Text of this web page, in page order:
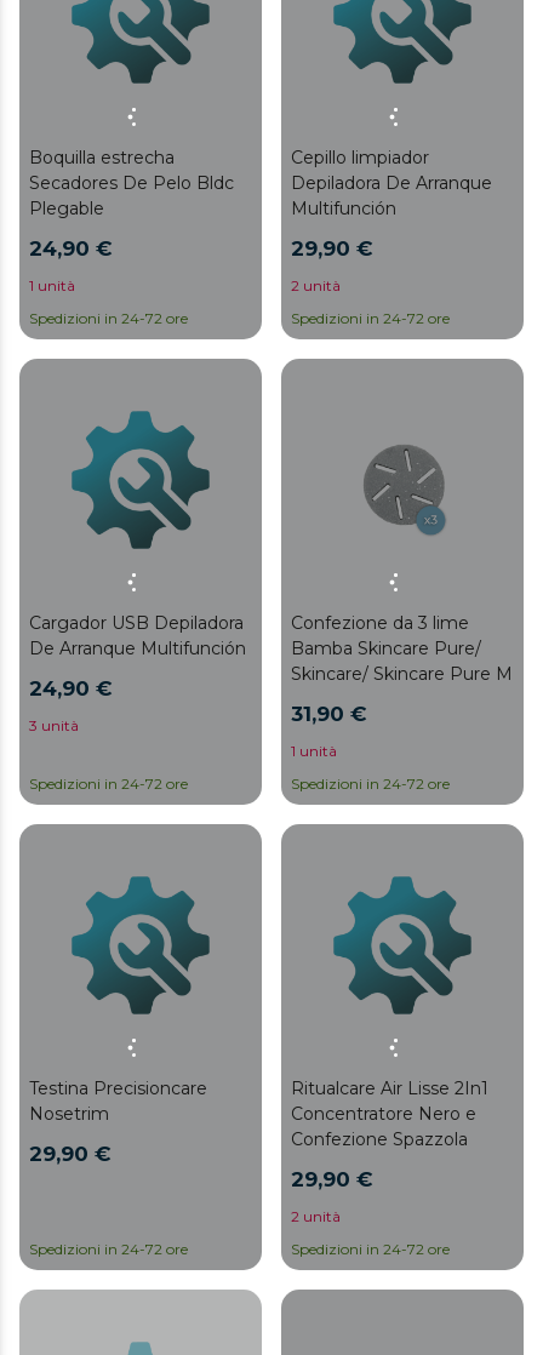
Boquilla estrecha
Secadores De Pelo Bldc
Plegable
24,90 €
1 unità
Spedizioni in 24-72 ore
Cepillo limpiador
Depiladora De Arranque
Multifunción
29,90 €
2 unità
Spedizioni in 24-72 ore
Cargador USB Depiladora
De Arranque Multifunción
24,90 €
3 unità
Spedizioni in 24-72 ore
Confezione da 3 lime
Bamba Skincare Pure/
Skincare/ Skincare Pure M
31,90 €
1 unità
Spedizioni in 24-72 ore
Testina Precisioncare
Nosetrim
29,90 €
Spedizioni in 24-72 ore
Ritualcare Air Lisse 2In1
Concentratore Nero e
Confezione Spazzola
29,90 €
2 unità
Spedizioni in 24-72 ore